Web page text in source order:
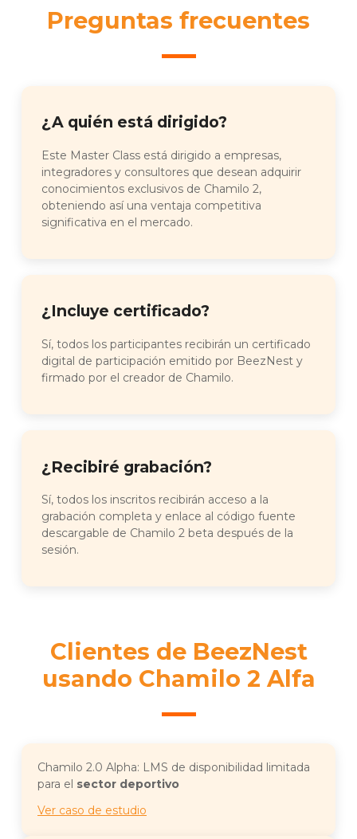
Preguntas frecuentes
¿A quién está dirigido?
Este Master Class está dirigido a empresas,
integradores y consultores que desean adquirir
conocimientos exclusivos de Chamilo 2,
obteniendo así una ventaja competitiva
significativa en el mercado.
¿Incluye certificado?
Sí, todos los participantes recibirán un certificado
digital de participación emitido por BeezNest y
firmado por el creador de Chamilo.
¿Recibiré grabación?
Sí, todos los inscritos recibirán acceso a la
grabación completa y enlace al código fuente
descargable de Chamilo 2 beta después de la
sesión.
Clientes de BeezNest
usando Chamilo 2 Alfa
Chamilo 2.0 Alpha: LMS de disponibilidad limitada
para el sector deportivo
Ver caso de estudio